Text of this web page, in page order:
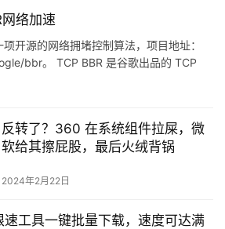
络加速
开源的网络拥堵控制算法，项目地址：
bbr。 TCP BBR 是谷歌出品的 TCP
反转了？360 在系统组件拉屎，微
软给其擦屁股，最后火绒背锅
2024年2月22日
工具一键批量下载，速度可达满